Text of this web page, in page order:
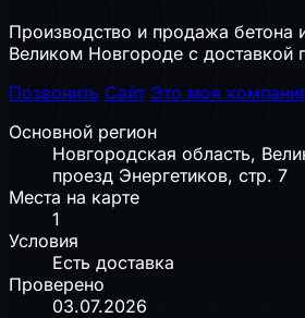
Производство и продажа бетона
Великом Новгороде с доставкой
Позвонить Сайт Это моя
Основной регион
Новгородская область,
проезд Энергетиков, стр. 7
Места на карте
1
Условия
Есть доставка
Проверено
03.07.2026